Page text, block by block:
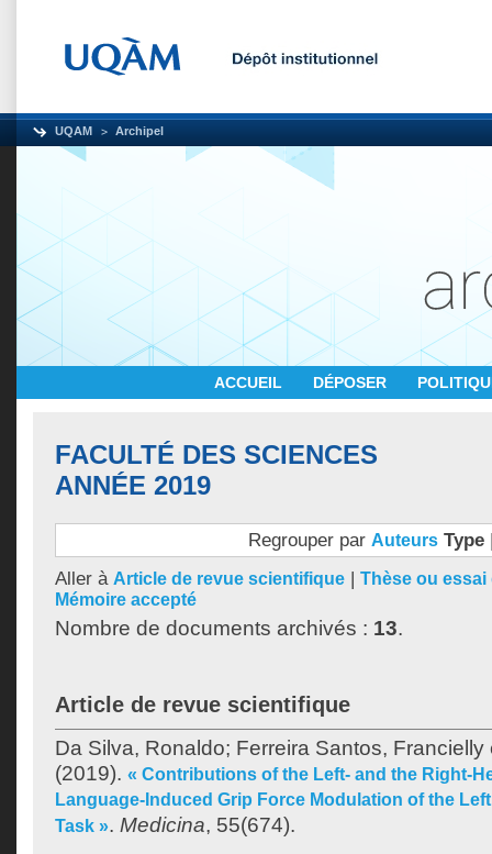
UQAM Archipel
ACCUEIL DÉPOSER
FACULTÉ DES SCIENCES
ANNÉE 2019
Regrouper par Auteurs Type
Aller à Article de revue scientifique | Thèse ou
Mémoire accepté
Nombre de documents archivés : 13.
Article de revue scientifique
Da Silva, Ronaldo; Ferreira Santos, Francielly
(2019). « Contributions of the Left- and the Right-
Language-Induced Grip Force Modulation of the
Task ». Medicina, 55(674).